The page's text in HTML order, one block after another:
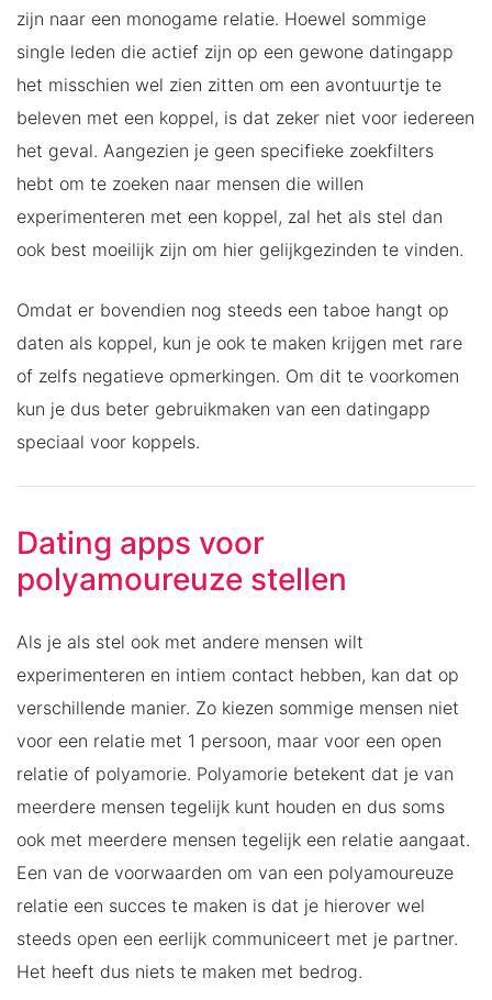
zijn naar een monogame relatie. Hoewel sommige
single leden die actief zijn op een gewone datingapp
het misschien wel zien zitten om een avontuurtje te
beleven met een koppel, is dat zeker niet voor iedereen
het geval. Aangezien je geen specifieke zoekfilters
hebt om te zoeken naar mensen die willen
experimenteren met een koppel, zal het als stel dan
ook best moeilijk zijn om hier gelijkgezinden te vinden.
Omdat er bovendien nog steeds een taboe hangt op
daten als koppel, kun je ook te maken krijgen met rare
of zelfs negatieve opmerkingen. Om dit te voorkomen
kun je dus beter gebruikmaken van een datingapp
speciaal voor koppels.
Dating apps voor
polyamoureuze stellen
Als je als stel ook met andere mensen wilt
experimenteren en intiem contact hebben, kan dat op
verschillende manier. Zo kiezen sommige mensen niet
voor een relatie met 1 persoon, maar voor een open
relatie of polyamorie. Polyamorie betekent dat je van
meerdere mensen tegelijk kunt houden en dus soms
ook met meerdere mensen tegelijk een relatie aangaat.
Een van de voorwaarden om van een polyamoureuze
relatie een succes te maken is dat je hierover wel
steeds open een eerlijk communiceert met je partner.
Het heeft dus niets te maken met bedrog.